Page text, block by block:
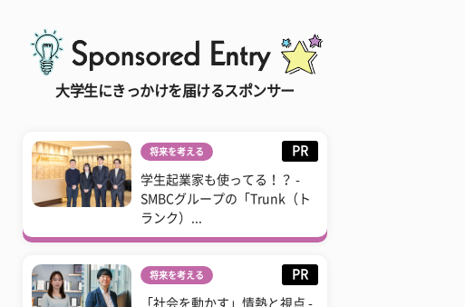
大学生にきっかけを届けるスポンサー
将来を考える PR
学生起業家も使ってる！？ -
SMBCグループの「Trunk（ト
ランク）...
将来を考える PR
「社会を動かす」情熱と視点 -